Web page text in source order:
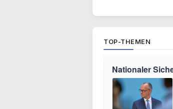
TOP-THEMEN
Nationaler